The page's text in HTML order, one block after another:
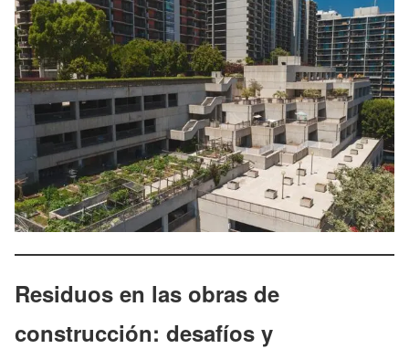
Residuos en las obras de
construcción: desafíos y